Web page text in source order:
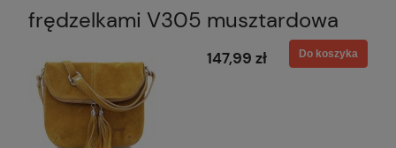
frędzelkami V305 musztardowa
147,99 zł Do koszyka